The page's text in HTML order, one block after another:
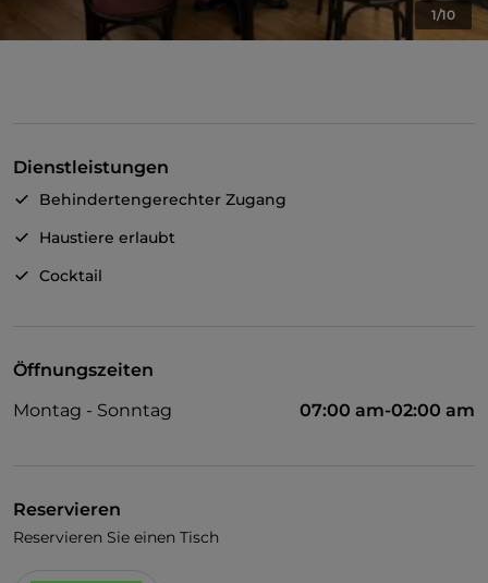
1/10
Dienstleistungen
Behindertengerechter Zugang
Haustiere erlaubt
Cocktail
Öffnungszeiten
Montag - Sonntag
07:00 am-02:00 am
Reservieren
Reservieren Sie einen Tisch